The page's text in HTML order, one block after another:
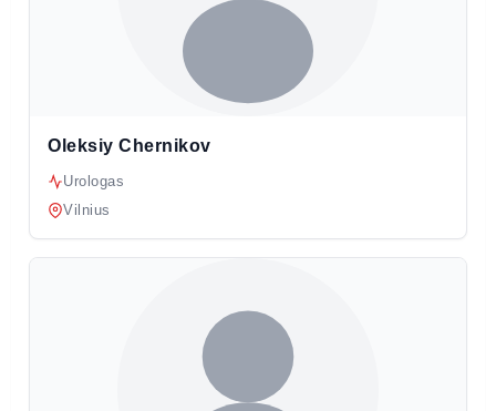
Oleksiy Chernikov
Urologas
Vilnius